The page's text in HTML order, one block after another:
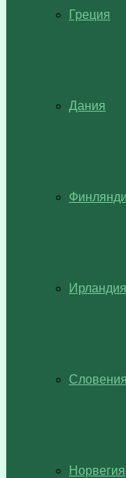
Греция
Дания
Ирландия
Словения
Норвегия